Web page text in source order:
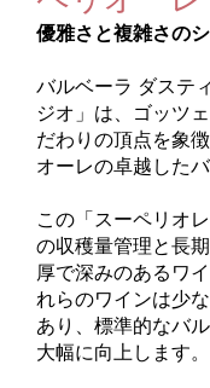
優雅さと複雑さの
バルベーラ ダステ
ジオ」は、ゴッツ
だわりの頂点を象
オーレの卓越した
この「スーペリオ
の収穫量管理と長
厚で深みのあるワ
れらのワインは少
あり、標準的なバ
大幅に向上します。